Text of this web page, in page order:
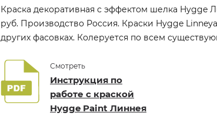
Краска декоративная с эффектом шелка Hygge
руб. Производство Россия. Краски Hygge
других фасовках. Колеруется по всем
Смотреть
Инструкция по
работе с краской
Hygge Paint Линнея